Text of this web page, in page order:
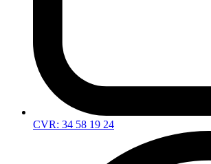
CVR: 34 58 19 24